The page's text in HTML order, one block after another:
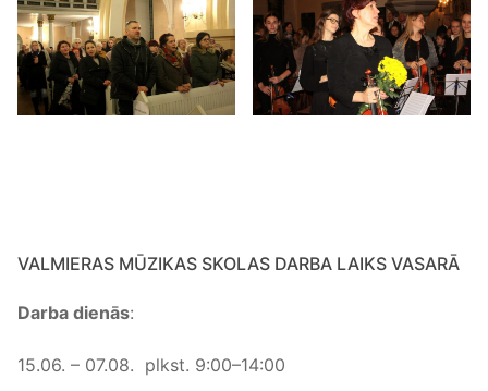
VALMIERAS MŪZIKAS SKOLAS DARBA LAIKS VASARĀ
Darba dienās:
15.06. – 07.08. plkst. 9:00–14:00